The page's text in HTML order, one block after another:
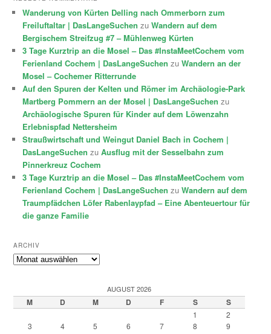
Wanderung von Kürten Delling nach Ommerborn zum
Freiluftaltar | DasLangeSuchen zuWandern auf dem
Bergischem Streifzug #7 – Mühlenweg Kürten
3 Tage Kurztrip an die Mosel – Das #InstaMeetCochem vom
Ferienland Cochem | DasLangeSuchen zuWandern an der
Mosel – Cochemer Ritterrunde
Auf den Spuren der Kelten und Römer im Archäologie-Park
Martberg Pommern an der Mosel | DasLangeSuchen zu
Archäologische Spuren für Kinder auf dem Löwenzahn
Erlebnispfad Nettersheim
Straußwirtschaft und Weingut Daniel Bach in Cochem |
DasLangeSuchen zuAusflug mit der Sesselbahn zum
Pinnerkreuz Cochem
3 Tage Kurztrip an die Mosel – Das #InstaMeetCochem vom
Ferienland Cochem | DasLangeSuchen zuWandern auf dem
Traumpfädchen Löfer Rabenlaypfad – Eine Abenteuertour für
die ganze Familie
ARCHIV
Archiv
AUGUST 2026
M D M D F S S
1
2
3
4 5 6 7 8
9